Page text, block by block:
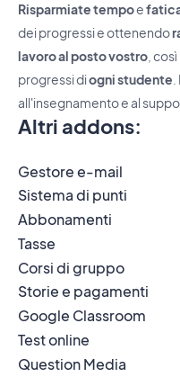
Altri addons:
Gestore e-mail
Sistema di punti
Abbonamenti
Tasse
Corsi di gruppo
Storie e pagamenti
Google Classroom
Test online
Question Media
Risparmiate tempoe
dei progressi e ottenendo
lavoro al posto vostro ,
progressi diogni studente
all'insegnamento e al